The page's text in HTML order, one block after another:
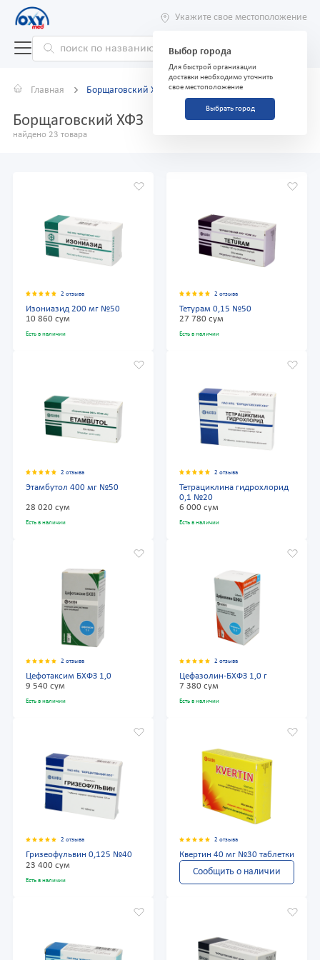
Укажите свое местоположение
Выбор города
Для быстрой организации
доставки необходимо уточнить
свое местоположение
Выбрать город
Главная Борщаговский ХФЗ
Борщаговский ХФЗ
найдено 23 товара
2 отзыва
Изониазид 200 мг №50
10 860 сум
Есть в наличии
2 отзыва
Тетурам 0,15 №50
27 780 сум
Есть в наличии
2 отзыва
Этамбутол 400 мг №50
28 020 сум
Есть в наличии
2 отзыва
Тетрациклина гидрохлорид
0,1 №20
6 000 сум
Есть в наличии
2 отзыва
Цефотаксим БХФЗ 1,0
9 540 сум
Есть в наличии
2 отзыва
Цефазолин-БХФЗ 1,0 г
7 380 сум
Есть в наличии
2 отзыва
Гризеофульвин 0,125 №40
23 400 сум
Есть в наличии
2 отзыва
Квертин 40 мг №30 таблетки
Сообщить о наличии